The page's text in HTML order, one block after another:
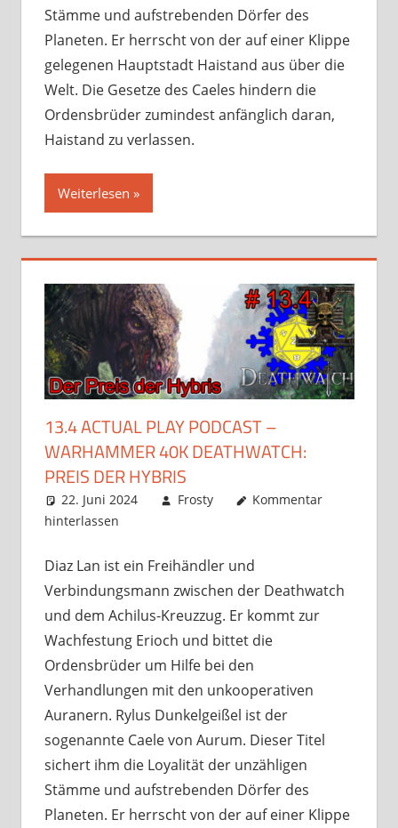
Stämme und aufstrebenden Dörfer des
Planeten. Er herrscht von der auf einer Klippe
gelegenen Hauptstadt Haistand aus über die
Welt. Die Gesetze des Caeles hindern die
Ordensbrüder zumindest anfänglich daran,
Haistand zu verlassen.
Weiterlesen
13.4 ACTUAL PLAY PODCAST –
WARHAMMER 40K DEATHWATCH:
PREIS DER HYBRIS
22. Juni 2024 Frosty
Kommentar
hinterlassen
Diaz Lan ist ein Freihändler und
Verbindungsmann zwischen der Deathwatch
und dem Achilus-Kreuzzug. Er kommt zur
Wachfestung Erioch und bittet die
Ordensbrüder um Hilfe bei den
Verhandlungen mit den unkooperativen
Auranern. Rylus Dunkelgeißel ist der
sogenannte Caele von Aurum. Dieser Titel
sichert ihm die Loyalität der unzähligen
Stämme und aufstrebenden Dörfer des
Planeten. Er herrscht von der auf einer Klippe